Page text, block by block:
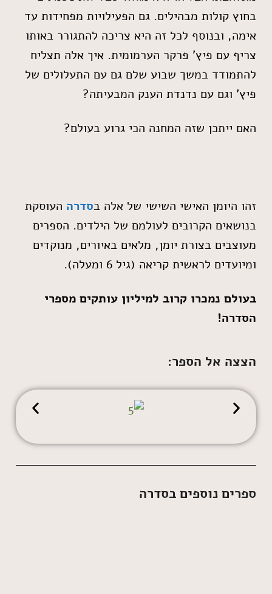
בחוץ קולות מבהילים. גם הפעילויות מפחידות עד
אימה, ובנוסף לכל זה היא צריכה להתגורר באותו
צריף עם פיץ' פרקר הערמומית. איך אלה תצליח
להתמודד במשך שבוע שלם גם עם התעלולים של
פיץ' וגם עם נדנדת הענק המבעיתה?
האם ייתכן שזה המחנה הכי גרוע בעולם?
זהו היומן האישי השישי של אלה בסדרה העוסקת
בנושאים הקרובים לעולמם של הילדים. הספרים
מעוצבים בצורת יומן, מלאים באיורים, מנוקדים
ומיועדים לראשית קריאה (גיל 6 ומעלה).
בעולם נמכרו קרוב למיליון עותקים מספרי
הסדרה!
הצצה אל הספר:
ספרים נוספים בסדרה